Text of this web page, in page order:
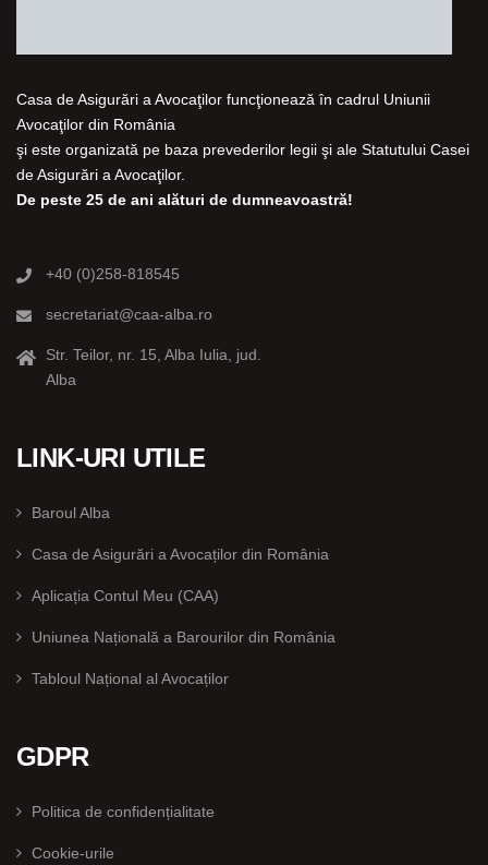
Casa de Asigurări a Avocaţilor funcţionează în cadrul Uniunii
Avocaţilor din România
şi este organizată pe baza prevederilor legii şi ale Statutului Casei
de Asigurări a Avocaţilor.
De peste 25 de ani alături de dumneavoastră!
+40 (0)258-818545
secretariat@caa-alba.ro
Str. Teilor, nr. 15, Alba Iulia, jud.
Alba
LINK-URI UTILE
Baroul Alba
Casa de Asigurări a Avocaților din România
Aplicația Contul Meu (CAA)
Uniunea Națională a Barourilor din România
Tabloul Național al Avocaților
GDPR
Politica de confidențialitate
Cookie-urile